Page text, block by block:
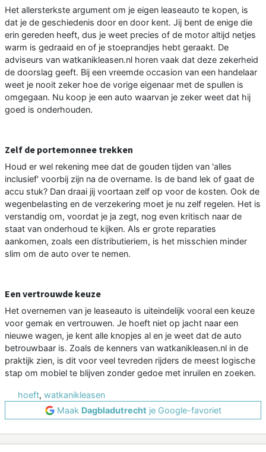
Het allersterkste argument om je eigen leaseauto te kopen, is
dat je de geschiedenis door en door kent. Jij bent de enige die
erin gereden heeft, dus je weet precies of de motor altijd netjes
warm is gedraaid en of je stoeprandjes hebt geraakt. De
adviseurs van watkanikleasen.nl horen vaak dat deze zekerheid
de doorslag geeft. Bij een vreemde occasion van een handelaar
weet je nooit zeker hoe de vorige eigenaar met de spullen is
omgegaan. Nu koop je een auto waarvan je zeker weet dat hij
goed is onderhouden.
Zelf de portemonnee trekken
Houd er wel rekening mee dat de gouden tijden van 'alles
inclusief' voorbij zijn na de overname. Is de band lek of gaat de
accu stuk? Dan draai jij voortaan zelf op voor de kosten. Ook de
wegenbelasting en de verzekering moet je nu zelf regelen. Het is
verstandig om, voordat je ja zegt, nog even kritisch naar de
staat van onderhoud te kijken. Als er grote reparaties
aankomen, zoals een distributieriem, is het misschien minder
slim om de auto over te nemen.
Een vertrouwde keuze
Het overnemen van je leaseauto is uiteindelijk vooral een keuze
voor gemak en vertrouwen. Je hoeft niet op jacht naar een
nieuwe wagen, je kent alle knopjes al en je weet dat de auto
betrouwbaar is. Zoals de kenners van watkanikleasen.nl in de
praktijk zien, is dit voor veel tevreden rijders de meest logische
stap om mobiel te blijven zonder gedoe met inruilen en zoeken.
hoeft, watkanikleasen
Maak Dagbladutrecht je Google-favoriet